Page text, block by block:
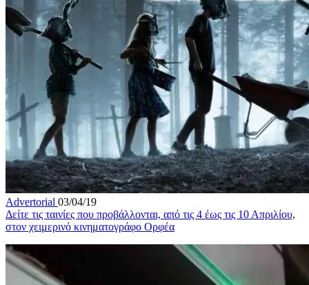
Advertorial 03/04/19
Δείτε τις ταινίες που προβάλλονται, από τις 4 έως τις 10 Απριλίου,
στον χειμερινό κινηματογράφο Ορφέα